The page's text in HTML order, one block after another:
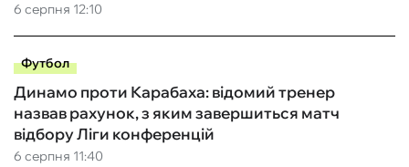
6 серпня 12:10
Футбол
6 серпня 11:40
Динамо проти Карабаха: відомий тренер
назвав рахунок, з яким завершиться матч
відбору Ліги конференцій